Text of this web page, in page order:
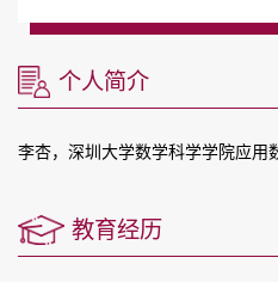
个人简介
李杏，深圳大学数学科学学院应用
教育经历